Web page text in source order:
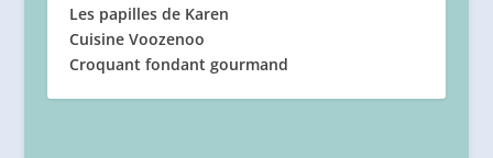
Les papilles de Karen
Cuisine Voozenoo
Croquant fondant gourmand